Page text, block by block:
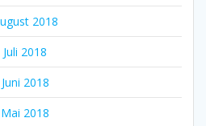
2018
Juli 2018
Juni 2018
Mai 2018